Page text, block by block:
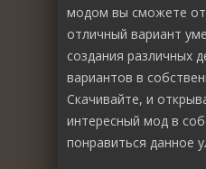
модом вы сможете
отличный вариант
создания различных
вариантов в
Скачивайте, и
интересный мод в
понравиться данное